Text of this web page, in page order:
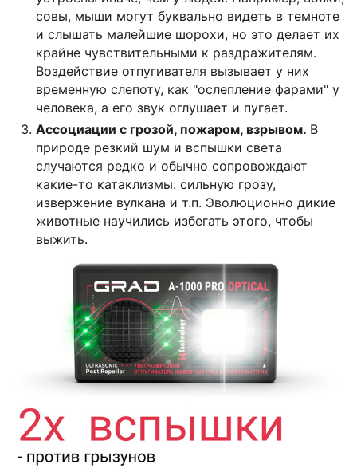
совы, мыши могут буквально видеть в темноте
и слышать малейшие шорохи, но это делает их
крайне чувствительными к раздражителям.
Воздействие отпугивателя вызывает у них
временную слепоту, как "ослепление фарами" у
человека, а его звук оглушает и пугает.
Ассоциации с грозой, пожаром, взрывом. В
природе резкий шум и вспышки света
случаются редко и обычно сопровождают
какие-то катаклизмы: сильную грозу,
извержение вулкана и т.п. Эволюционно дикие
животные научились избегать этого, чтобы
выжить.